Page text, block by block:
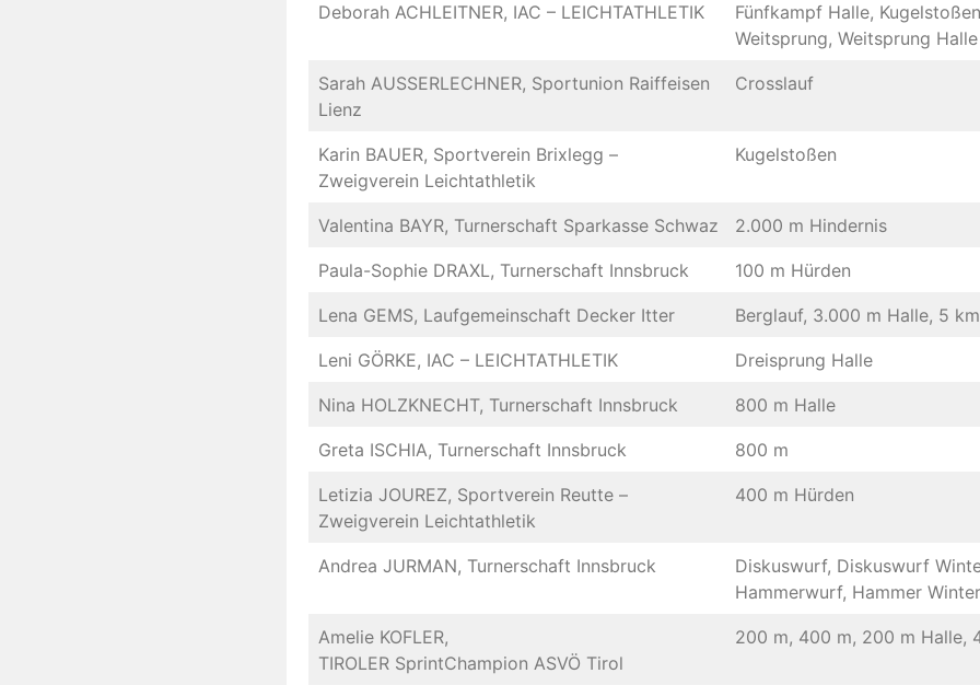
Deborah ACHLEITNER, IAC – LEICHTATHLETIK
Fünfkampf Halle,
Weitsprung, Weitsprung Halle
Sarah AUSSERLECHNER, Sportunion Raiffeisen
Lienz
Crosslauf
Karin BAUER, Sportverein Brixlegg –
Zweigverein Leichtathletik
Kugelstoßen
Valentina BAYR, Turnerschaft Sparkasse Schwaz 2.000 m Hindernis
Paula-Sophie DRAXL, Turnerschaft Innsbruck 100 m Hürden
Lena GEMS, Laufgemeinschaft Decker Itter Berglauf, 3.000 m Halle, 5
Leni GÖRKE, IAC – LEICHTATHLETIK Dreisprung Halle
Nina HOLZKNECHT, Turnerschaft Innsbruck 800 m Halle
Greta ISCHIA, Turnerschaft Innsbruck 800 m
Letizia JOUREZ, Sportverein Reutte –
Zweigverein Leichtathletik
400 m Hürden
Andrea JURMAN, Turnerschaft Innsbruck
Diskuswurf, Diskuswurf
Hammerwurf, Hammer
Amelie KOFLER,
TIROLER SprintChampion ASVÖ Tirol
200 m, 400 m, 200 m Halle,